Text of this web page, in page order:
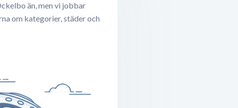
än, men vi jobbar
om kategorier, städer och